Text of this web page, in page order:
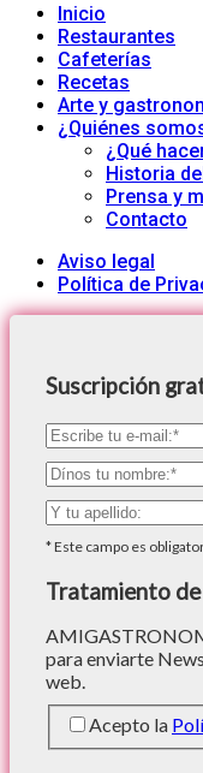
Inicio
Restaurantes
Cafeterías
Recetas
Arte y
¿Quiénes
¿Qué
Historia
Prensa y
Contacto
Aviso legal
Política de
Suscripción
*Este campo es
Tratamiento
para enviarte
web.
Acepto la